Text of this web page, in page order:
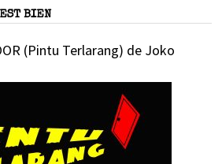
BIEN
(Pintu Terlarang) de Joko